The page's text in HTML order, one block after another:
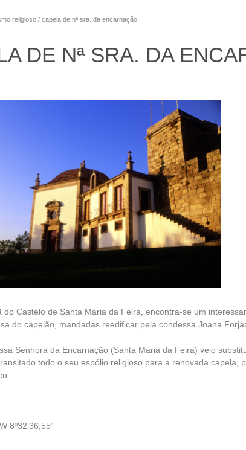
religioso / capela de nª sra. da encarnação
DE Nª SRA. DA
do Castelo de Santa Maria da Feira, encontra-se um
do capelão, mandadas reedificar pela condessa Joana
Senhora da Encarnação (Santa Maria da Feira) veio
todo o seu espólio religioso para a renovada
8º32’36,55”